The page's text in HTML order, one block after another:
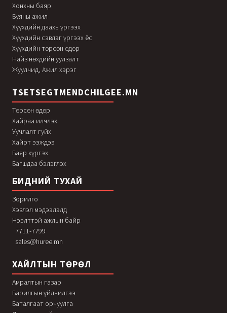
Хонхны баяр
Буяны ажил
Хүүхдийн даахь үргээх
Хүүхдийн сэвлэг үргээх ёс
Хүүхдийн төрсөн өдөр
Найз нөхдийн уулзалт
Жуулчид, Ажил хэрэг
TSETSEGTMENDCHILGEE.MN
Төрсөн өдөр
Хайраа илчлэх
Уучлалт гуйх
Хайрт ээждээ
Баяр хүргэх
Багшдаа бэлэглэх
БИДНИЙ ТУХАЙ
Зорилго
Хэвлэл мэдээлэлд
Нээлттэй ажлын байр
7711-7799
sales@huree.mn
ХАЙЛТЫН ТӨРӨЛ
Амралтын газар
Барилгын үйлчилгээ
Баталгаат орчуулга